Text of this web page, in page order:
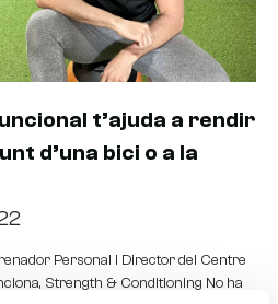
t’ajuda a rendir
d’una bici o a la
Personal i Director del Centre
Strength & Conditioning No ha